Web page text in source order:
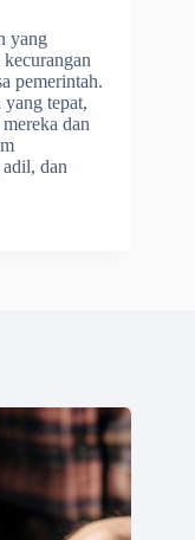
yang
pemerintah.
tepat,
dan
dan